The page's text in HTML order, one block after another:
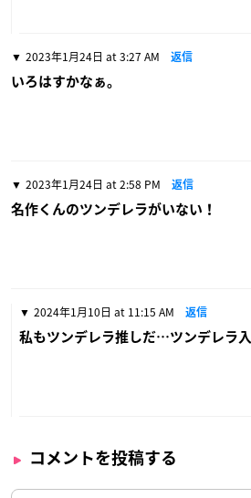
2023年1月24日 at 3:27 AM 返信
いろはすかなぁ。
2023年1月24日 at 2:58 PM 返信
名作くんのツンデレラがいない！
2024年1月10日 at 11:15 AM 返信
私もツンデレラ推しだ…ツンデレラ
コメントを投稿する